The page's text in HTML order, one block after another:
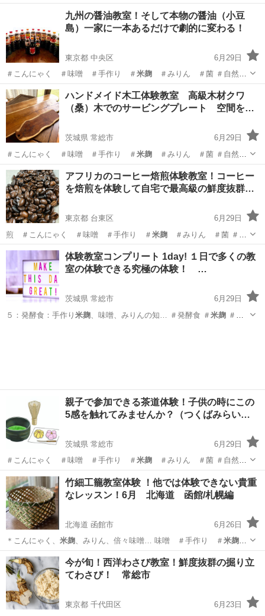
園 ＃藍染…つくば市 英語 サークル
九州の醤油教室！そして本物の醤油（小豆
島）一家に一本あるだけで劇的に変わる！
東京都 中央区
6月29日
＃こんにゃく ＃味噌 ＃手作り ＃ 米麹＃みりん ＃菌 ＃自然菜
園 ＃藍染…
東京 中央区 日本文化 お刺身
ハンドメイド木工体験教室 高級木材クワ
（桑）木でのサービングプレート 空間を
茨城県 常総市
6月29日
＃こんにゃく ＃味噌 ＃手作り ＃ 米麹＃みりん ＃菌 ＃自然菜
園 ＃藍染…
茨城 常総市 ものづくり ハンドメイド
アフリカのコーヒー焙煎体験教室！コーヒー
を焙煎を体験して自宅で最高級の鮮度抜群…
東京都 台東区
6月29日
煎 ＃こんにゃく ＃味噌 ＃手作り ＃ 米麹＃みりん ＃菌 ＃自
然菜園 …
東京 台東区 生活知識 焙煎
体験教室コンプリート 1day! １日で多くの教
室の体験できる究極の体験！ …
茨城県 常総市
6月29日
５：発酵食：手作り 米麹 、味噌、みりんの知… ＃発酵食 ＃ 米麹＃味
親子で参加できる茶道体験！子供の時にこの
5感を触れてみませんか？（つくばみらい…
茨城県 常総市
6月29日
＃こんにゃく ＃味噌 ＃手作り ＃ 米麹＃みりん ＃菌 ＃自然菜
園 ＃藍染…
茨城 常総市 日本文化 大人
竹細工籠教室体験 ！他では体験できない貴重
なレッスン！6月 北海道 函館/札幌編
北海道 函館市
6月26日
＊こんにゃく、 米麹、みりん、倍々味噌… 味噌 ＃手作り ＃ 米麹
＃みりん ＃菌 …
北海道 函館市 日本文化 山菜
今が旬！西洋わさび教室！鮮度抜群の掘り立
てわさび！ 常総市
東京都 千代田区 6月23日